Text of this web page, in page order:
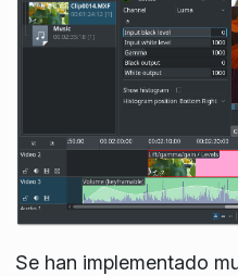
Se han implementado